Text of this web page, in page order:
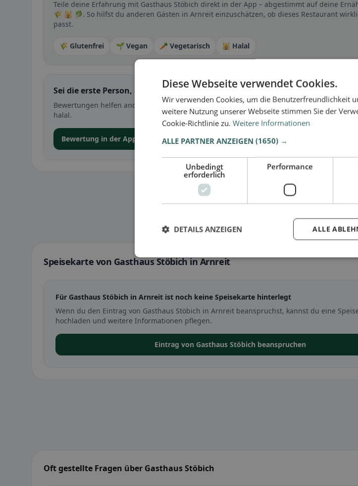
Teile deine Erfahrung mit Gasthaus Stöbich direkt in der App – abgestimmt auf deine
🌾 🕌 🥬. So hilfst du anderen Gästen in Arnreit einzuschätzen, ob dieses Restaurant
passt.
🌾 Glutenfrei 🌱 Vegan 🥕 Vegetarisch 🕌 Halal
Sei die erste Person, die ihre Erfahrung teilt
Bewertungen helfen anderen bei der Entscheidung – besonders bei glutenfrei, vegan,
halal.
Bewertung in der App abgeben
Speisekarte von Gasthaus Stöbich in Arnreit
Für Gasthaus Stöbich in Arnreit ist noch keine Speisekarte hinterlegt
Wenn du den Eintrag von Gasthaus Stöbich in Arnreit beanspruchst, kannst du eine
hochladen und weitere Informationen pflegen.
Eintrag von Gasthaus Stöbich beanspruchen
Oft gestellte Fragen über Gasthaus Stöbich
Diese Webseite verwendet Cookies.
Wir verwenden Cookies, um die Benutzerfreundlichkeit
weitere Nutzung unserer Webseite stimmen Sie der
Cookie-Richtlinie zu. Weitere Informationen
ALLE PARTNER ANZEIGEN (1650) →
Unbedingt
erforderlich
Performance
ALLE
DETAILS ANZEIGEN